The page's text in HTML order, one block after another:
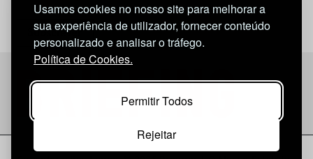
Usamos cookies no nosso site para melhorar a
sua experiência de utilizador, fornecer conteúdo
personalizado e analisar o tráfego.
Política de Cookies.
Permitir Todos
Rejeitar